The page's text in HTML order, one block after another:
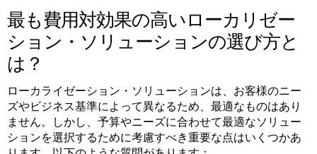
最も費用対効果の高いローカリゼー
ション・ソリューションの選び方と
は？
ローカライゼーション・ソリューションは、お客様のニー
ズやビジネス基準によって異なるため、最適なものはあり
ません。しかし、予算やニーズに合わせて最適なソリュー
ションを選択するために考慮すべき重要な点はいくつかあ